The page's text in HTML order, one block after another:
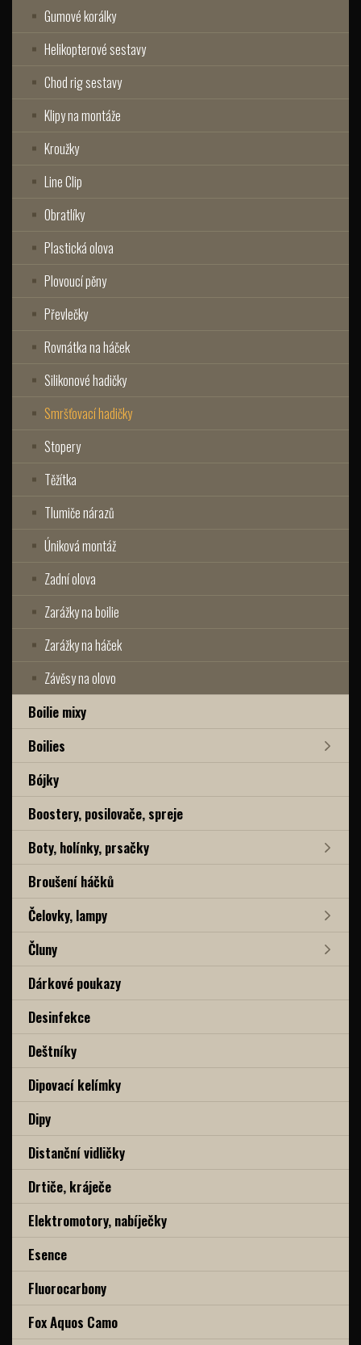
Gumové korálky
Helikopterové sestavy
Chod rig sestavy
Klipy na montáže
Kroužky
Line Clip
Obratlíky
Plastická olova
Plovoucí pěny
Převlečky
Rovnátka na háček
Silikonové hadičky
Smršťovací hadičky
Stopery
Těžítka
Tlumiče nárazů
Úniková montáž
Zadní olova
Zarážky na boilie
Zarážky na háček
Závěsy na olovo
Boilie mixy
Boilies
Bójky
Boostery, posilovače, spreje
Boty, holínky, prsačky
Broušení háčků
Čelovky, lampy
Čluny
Dárkové poukazy
Desinfekce
Deštníky
Dipovací kelímky
Dipy
Distanční vidličky
Drtiče, kráječe
Elektromotory, nabíječky
Esence
Fluorocarbony
Fox Aquos Camo